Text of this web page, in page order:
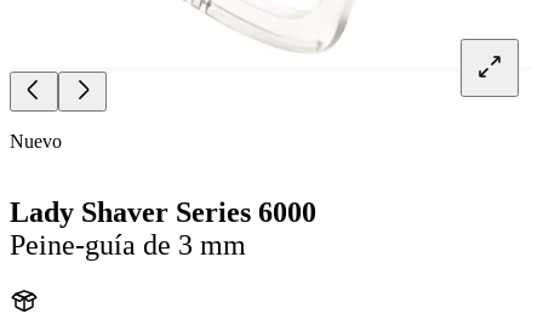
Nuevo
Lady Shaver Series 6000
Peine-guía de 3 mm